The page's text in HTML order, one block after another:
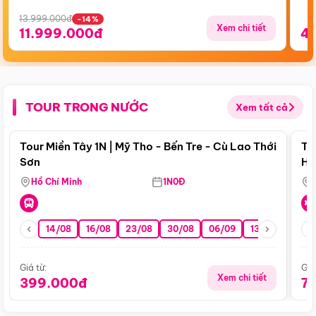
13.999.000đ -14%
11.999.000đ Xem chi tiết
TOUR TRONG NƯỚC Xem tất cả
Điểm nổi bật
Tour Miền Tây 1N | Mỹ Tho - Bến Tre - Cù Lao Thới
Sơn
Hồ Chí Minh 1N0Đ
14/08 16/08 23/08 30/08 06/09 13/09 20/09
Giá từ:
399.000đ Xem chi tiết